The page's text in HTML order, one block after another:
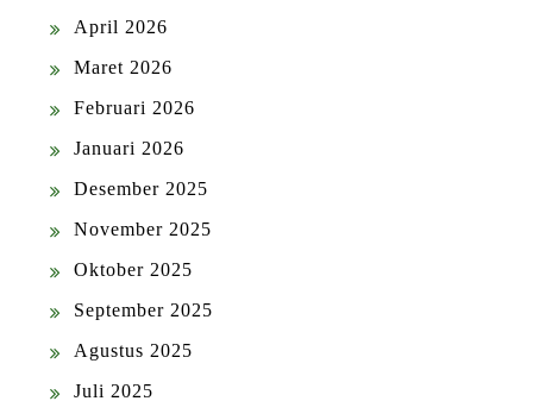
April 2026
Maret 2026
Februari 2026
Januari 2026
Desember 2025
November 2025
Oktober 2025
September 2025
Agustus 2025
Juli 2025